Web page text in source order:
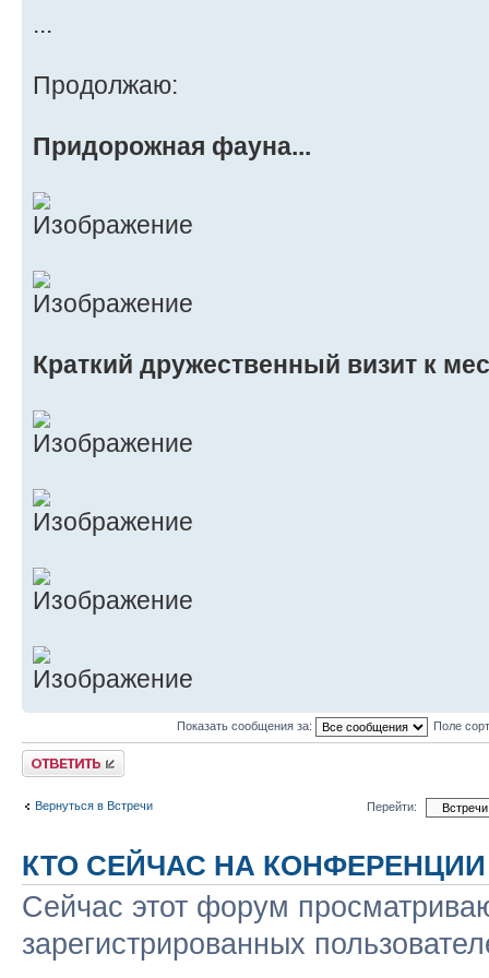
...
Продолжаю:
Придорожная фауна...
Краткий дружественный визит к
Показать сообщения за: Поле
Ответить
Вернуться в Встречи Перейти:
КТО СЕЙЧАС НА КОНФЕРЕНЦИИ
Сейчас этот форум
зарегистрированных